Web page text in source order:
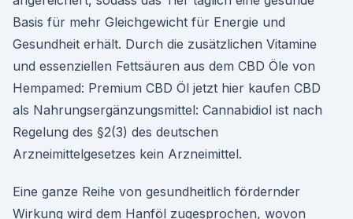
Basis für mehr Gleichgewicht für Energie und
Gesundheit erhält. Durch die zusätzlichen Vitamine
und essenziellen Fettsäuren aus dem CBD Öle von
Hempamed: Premium CBD Öl jetzt hier kaufen CBD
als Nahrungsergänzungsmittel: Cannabidiol ist nach
Regelung des §2(3) des deutschen
Arzneimittelgesetzes kein Arzneimittel.
Eine ganze Reihe von gesundheitlich fördernder
Wirkung wird dem Hanföl zugesprochen, wovon